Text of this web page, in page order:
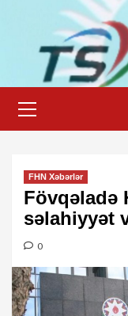
content
Menu
FHN Xəbərlər
Fövqəladə
səlahiyyət
0